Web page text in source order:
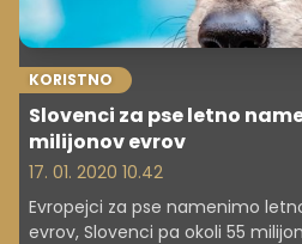
KORISTNO
Slovenci za pse letno
milijonov evrov
17. 01. 2020 10.42
Evropejci za pse namenimo
evrov, Slovenci pa okoli 55